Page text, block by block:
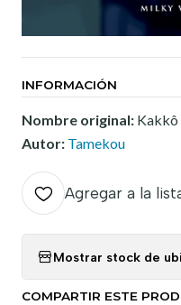
INFORMACIÓN
Nombre original: Kakkô
Autor: Tamekou
Agregar a la
Mostrar stock de
COMPARTIR ESTE